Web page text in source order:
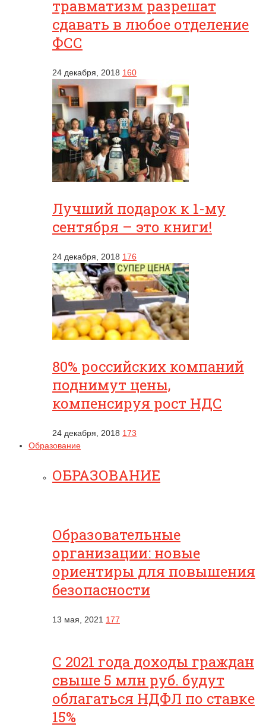
травматизм разрешат
сдавать в любое отделение
ФСС
24 декабря, 2018 160
Лучший подарок к 1-му
сентября – это книги!
24 декабря, 2018 176
80% российских компаний
поднимут цены,
компенсируя рост НДС
24 декабря, 2018 173
Образование
ОБРАЗОВАНИЕ
Образовательные
организации: новые
ориентиры для повышения
безопасности
13 мая, 2021 177
С 2021 года доходы граждан
свыше 5 млн руб. будут
облагаться НДФЛ по ставке
15%